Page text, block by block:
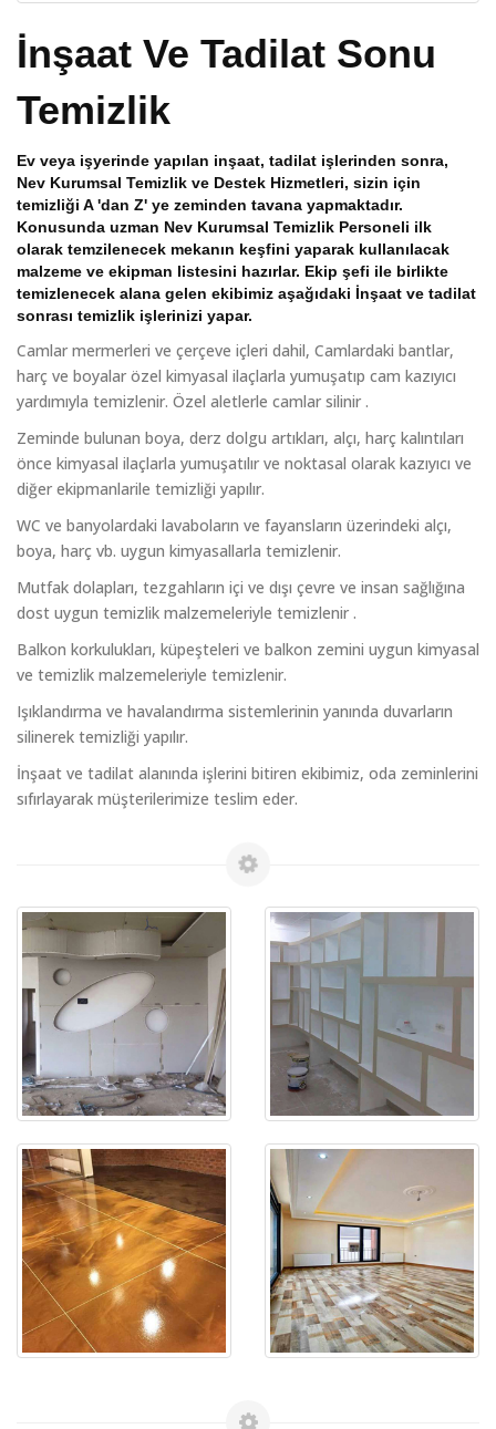
İnşaat Ve Tadilat Sonu
Temizlik
Ev veya işyerinde yapılan inşaat, tadilat işlerinden sonra,
Nev Kurumsal Temizlik ve Destek Hizmetleri, sizin için
temizliği A 'dan Z' ye zeminden tavana yapmaktadır.
Konusunda uzman Nev Kurumsal Temizlik Personeli ilk
olarak temzilenecek mekanın keşfini yaparak kullanılacak
malzeme ve ekipman listesini hazırlar. Ekip şefi ile birlikte
temizlenecek alana gelen ekibimiz aşağıdaki İnşaat ve tadilat
sonrası temizlik işlerinizi yapar.
Camlar mermerleri ve çerçeve içleri dahil, Camlardaki bantlar,
harç ve boyalar özel kimyasal ilaçlarla yumuşatıp cam kazıyıcı
yardımıyla temizlenir. Özel aletlerle camlar silinir .
Zeminde bulunan boya, derz dolgu artıkları, alçı, harç kalıntıları
önce kimyasal ilaçlarla yumuşatılır ve noktasal olarak kazıyıcı ve
diğer ekipmanlarile temizliği yapılır.
WC ve banyolardaki lavaboların ve fayansların üzerindeki alçı,
boya, harç vb. uygun kimyasallarla temizlenir.
Mutfak dolapları, tezgahların içi ve dışı çevre ve insan sağlığına
dost uygun temizlik malzemeleriyle temizlenir .
Balkon korkulukları, küpeşteleri ve balkon zemini uygun kimyasal
ve temizlik malzemeleriyle temizlenir.
Işıklandırma ve havalandırma sistemlerinin yanında duvarların
silinerek temizliği yapılır.
İnşaat ve tadilat alanında işlerini bitiren ekibimiz, oda zeminlerini
sıfırlayarak müşterilerimize teslim eder.